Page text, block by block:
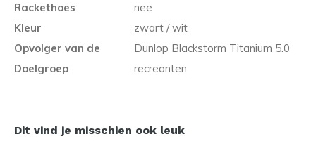
Rackethoes
nee
Kleur
zwart / wit
Opvolger van de
Dunlop Blackstorm Titanium 5.0
Doelgroep
recreanten
Dit vind je misschien ook leuk